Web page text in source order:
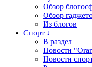
Обзор
Обзор
Из блогов
Спорт ↓
В раздел
Новости
Новости